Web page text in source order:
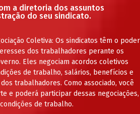
a diretoria dos assuntos
do seu sindicato.
Coletiva: Os sindicatos têm o poder
dos trabalhadores perante os
Eles negociam acordos coletivos
de trabalho, salários, benefícios e
trabalhadores. Como associado, você
e poderá participar dessas negociações,
de trabalho.